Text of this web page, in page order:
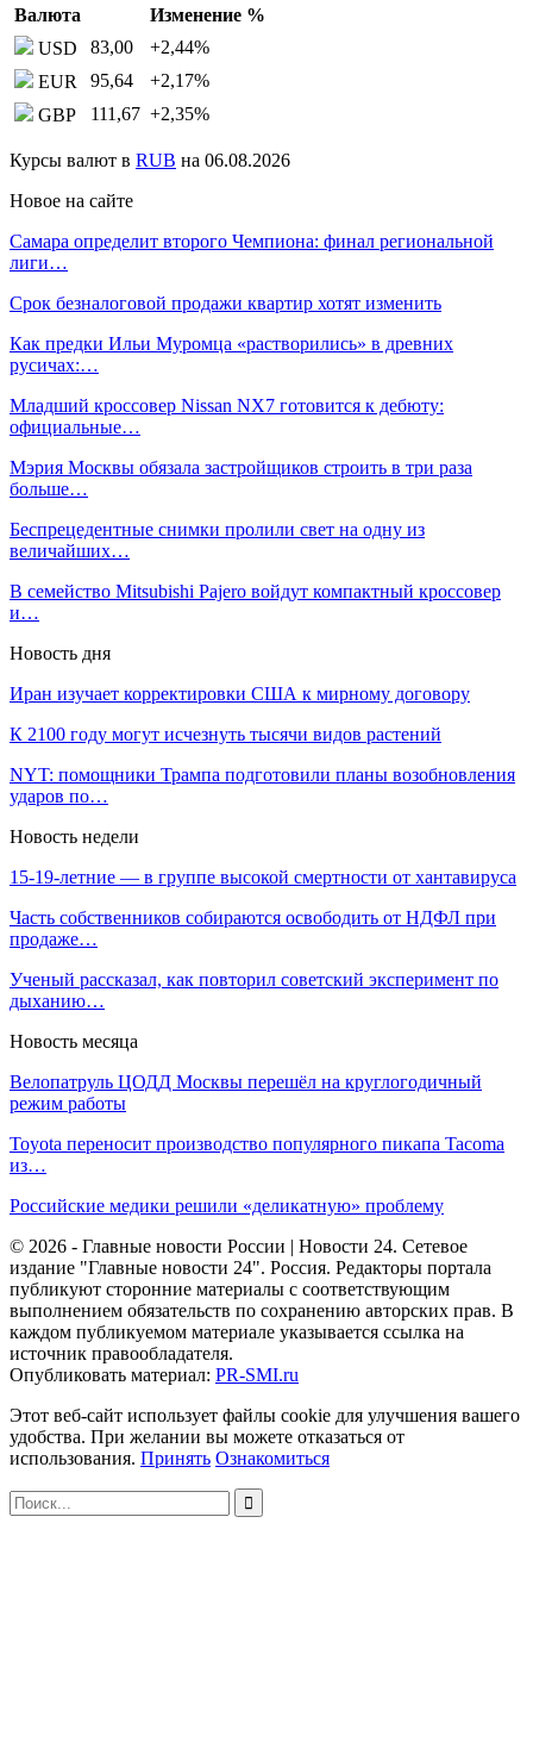
Валюта
Изменение %
USD
83,00 +2,44%
EUR
95,64 +2,17%
GBP
111,67 +2,35%
Курсы валют в RUB на 06.08.2026
Новое на сайте
Самара определит второго Чемпиона: финал региональной
лиги…
Срок безналоговой продажи квартир хотят изменить
Как предки Ильи Муромца «растворились» в древних
русичах:…
Младший кроссовер Nissan NX7 готовится к дебюту:
официальные…
Мэрия Москвы обязала застройщиков строить в три раза
больше…
Беспрецедентные снимки пролили свет на одну из
величайших…
В семейство Mitsubishi Pajero войдут компактный кроссовер
и…
Новость дня
Иран изучает корректировки США к мирному договору
К 2100 году могут исчезнуть тысячи видов растений
NYT: помощники Трампа подготовили планы возобновления
ударов по…
Новость недели
15-19-летние — в группе высокой смертности от хантавируса
Часть собственников собираются освободить от НДФЛ при
продаже…
Ученый рассказал, как повторил советский эксперимент по
дыханию…
Новость месяца
Велопатруль ЦОДД Москвы перешёл на круглогодичный
режим работы
Toyota переносит производство популярного пикапа Tacoma
из…
Российские медики решили «деликатную» проблему
© 2026 - Главные новости России | Новости 24. Сетевое
издание "Главные новости 24". Россия. Редакторы портала
публикуют сторонние материалы с соответствующим
выполнением обязательств по сохранению авторских прав. В
каждом публикуемом материале указывается ссылка на
источник правообладателя.
Опубликовать материал: PR-SMI.ru
Этот веб-сайт использует файлы cookie для улучшения вашего
удобства. При желании вы можете отказаться от
использования. Принять Ознакомиться